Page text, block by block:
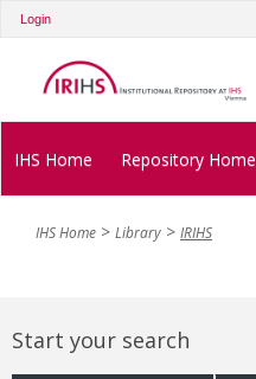
Login
IHS Home Repository Home
IHS Home Library IRIHS
Start your search